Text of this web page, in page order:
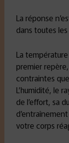
La réponse
dans toutes
La
premier
contraintes
L’humidité, le
de l’effort, sa
votre corps